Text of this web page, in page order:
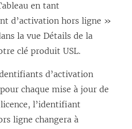
en tant
d’activation hors ligne »
la vue Détails de la
clé produit USL.
d’activation
chaque mise à jour de
l’identifiant
ligne changera à